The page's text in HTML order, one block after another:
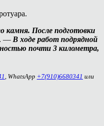
камня. После подготовки
— В ходе работ подрядной
почти 3 километра,
, WhatsApp +7(910)6680341 или